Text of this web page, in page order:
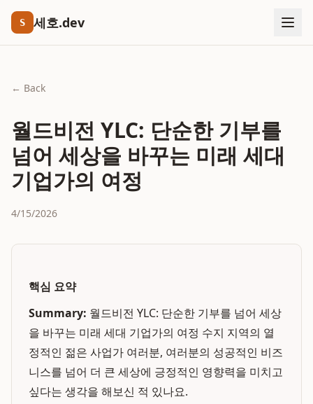
S 세호.dev
← Back
월드비전 YLC: 단순한 기부를
넘어 세상을 바꾸는 미래 세대
기업가의 여정
4/15/2026
핵심 요약
Summary: 월드비전 YLC: 단순한 기부를 넘어 세상
을 바꾸는 미래 세대 기업가의 여정 수지 지역의 열
정적인 젊은 사업가 여러분, 여러분의 성공적인 비즈
니스를 넘어 더 큰 세상에 긍정적인 영향력을 미치고
싶다는 생각을 해보신 적 있나요.